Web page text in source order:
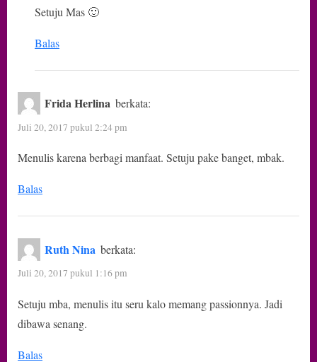
Setuju Mas 🙂
Balas
Frida Herlina berkata:
Juli 20, 2017 pukul 2:24 pm
Menulis karena berbagi manfaat. Setuju pake banget, mbak.
Balas
Ruth Nina berkata:
Juli 20, 2017 pukul 1:16 pm
Setuju mba, menulis itu seru kalo memang passionnya. Jadi
dibawa senang.
Balas